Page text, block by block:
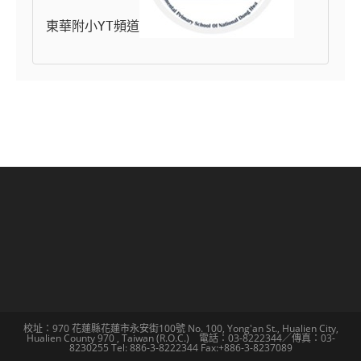
東華附小YT頻道
校址：970 花蓮縣花蓮市永安街100號 No. 100, Yong'an St., Hualien City,
Hualien County 970 , Taiwan (R.O.C.) 電話：03-8222344／傳真：03-
8230255 Tel: 886-3-8222344 Fax:+886-3-8237089